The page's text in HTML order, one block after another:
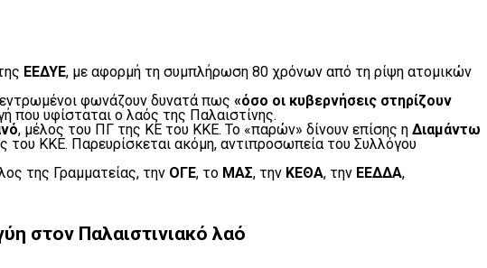
ΕΕΔΥΕ, με αφορμή τη συμπλήρωση 80 χρόνων από τη ρίψη ατομικών
φωνάζουν δυνατά πως «όσο οι κυβερνήσεις στηρίζουν
που υφίσταται ο λαός της Παλαιστίνης.
, μέλος του ΠΓ της ΚΕ του ΚΚΕ. Το «παρών» δίνουν επίσης η Διαμάντω
του ΚΚΕ. Παρευρίσκεται ακόμη, αντιπροσωπεία του Συλλόγου
της Γραμματείας, την ΟΓΕ, το ΜΑΣ, την ΚΕΘΑ, την ΕΕΔΔΑ,
στον Παλαιστινιακό λαό